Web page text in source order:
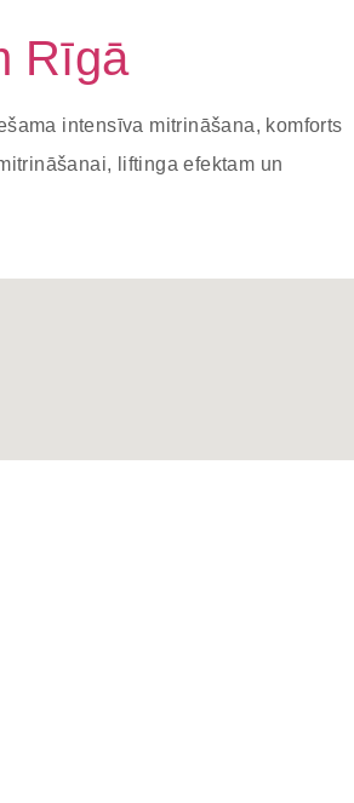
Rīgā
intensīva mitrināšana, komforts
liftinga efektam un